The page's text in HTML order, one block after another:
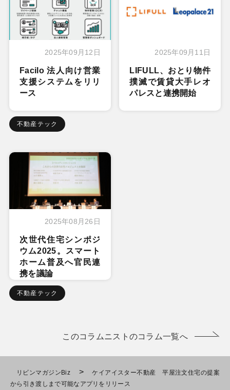
2025年09月12日
Facilo 法人向け営業
支援システムをリリ
ース
不動産テック
2025年09月11日
LIFULL、おとり物件
撲滅で賃貸大手レオ
パレスと連携開始
2025年08月26日
次世代住宅シンポジ
ウム2025。スマート
ホーム普及へ官民連
携を議論
不動産テック
このコラムニストのコラム一覧へ
リビンマガジンBiz >
ケイアイスター不動産 平屋注文住宅の提案
から引き渡しまで可能なアプリをリリース